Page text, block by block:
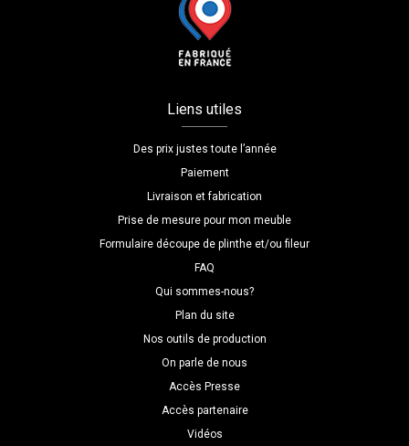
Liens utiles
Des prix justes toute l’année
Paiement
Livraison et fabrication
Prise de mesure pour mon meuble
Formulaire découpe de plinthe et/ou fileur
FAQ
Qui sommes-nous?
Plan du site
Nos outils de production
On parle de nous
Accès Presse
Accès partenaire
Vidéos